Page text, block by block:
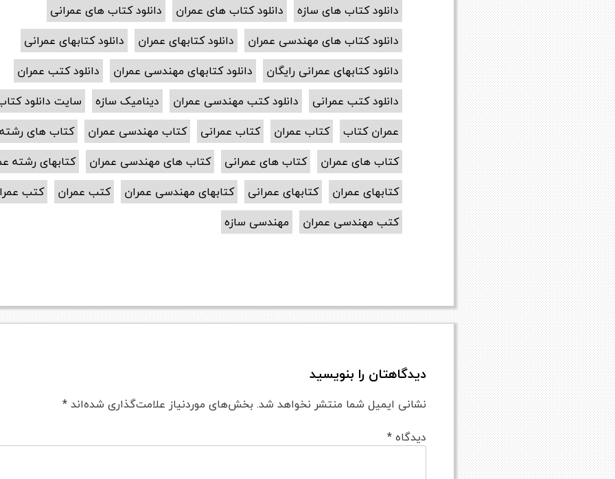
دانلود کتاب های سازه
دانلود کتاب های عمران
دانلود کتاب های عمرانی
دانلود کتاب های مهندسی عمران
دانلود کتابهای عمران
دانلود کتابهای عمرانی
دانلود کتابهای عمرانی رایگان
دانلود کتابهای مهندسی عمران
دانلود کتب عمران
دانلود کتب عمرانی
دانلود کتب مهندسی عمران دینامیک سازه
سایت دانلود
عمران کتاب
کتاب عمران کتاب عمرانی کتاب مهندسی عمران
کتاب های
کتاب های عمران
کتاب های عمرانی کتاب های مهندسی عمران
کتابهای رشته
کتابهای عمران
کتابهای عمرانی کتابهای مهندسی عمران کتب عمران
کتب
کتب مهندسی عمران
مهندسی سازه
دیدگاهتان را بنویسید
نشانی ایمیل شما منتشر نخواهد شد. بخش‌های موردنیاز علامت‌گذاری شده‌اند*
دیدگاه*